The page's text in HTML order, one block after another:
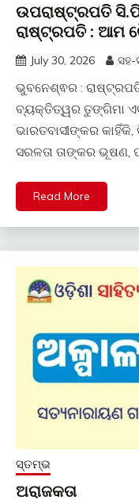
ଉପରାଷ୍ଟ୍ରପତି
ରାଷ୍ଟ୍ରପତି : ଆମ
July 30, 2026 ସହ-
ଭୁବନେଶ୍ଵର :
ବ୍ୟକ୍ତିତ୍ୱର ତୁଙ୍ଗିମା
ଭାରତବାସୀଙ୍କର
ସରଳତା ତାଙ୍କର ଭୂଷଣ,
Read More
ସ୍ତମ୍ଭ
ଅରାଜକତା